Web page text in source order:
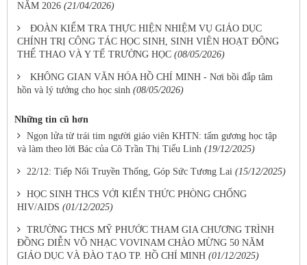
NĂM 2026 (21/04/2026)
ĐOÀN KIỂM TRA THỰC HIỆN NHIỆM VỤ GIÁO DỤC
CHÍNH TRỊ CÔNG TÁC HỌC SINH, SINH VIÊN HOẠT ĐỘNG
THỂ THAO VÀ Y TẾ TRƯỜNG HỌC (08/05/2026)
KHÔNG GIAN VĂN HÓA HỒ CHÍ MINH - Nơi bồi đắp tâm
hồn và lý tưởng cho học sinh (08/05/2026)
Những tin cũ hơn
Ngọn lửa từ trái tim người giáo viên KHTN: tấm gương học tập
và làm theo lời Bác của Cô Trần Thị Tiểu Linh (19/12/2025)
22/12: Tiếp Nối Truyền Thống, Góp Sức Tương Lai (15/12/2025)
HỌC SINH THCS VỚI KIẾN THỨC PHÒNG CHỐNG
HIV/AIDS (01/12/2025)
TRƯỜNG THCS MỸ PHƯỚC THAM GIA CHƯƠNG TRÌNH
ĐỒNG DIỄN VÕ NHẠC VOVINAM CHÀO MỪNG 50 NĂM
GIÁO DỤC VÀ ĐÀO TẠO TP. HỒ CHÍ MINH (01/12/2025)